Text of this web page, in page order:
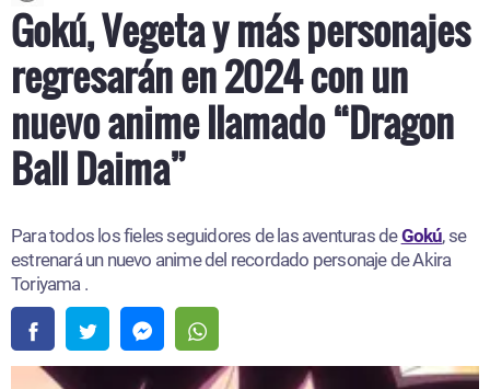
Gokú, Vegeta y más personajes
regresarán en 2024 con un
nuevo anime llamado “Dragon
Ball Daima”
Para todos los fieles seguidores de las aventuras deGokú, se
estrenará un nuevo anime del recordado personaje de Akira
Toriyama .